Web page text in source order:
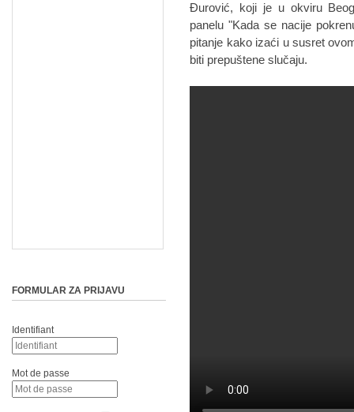
Đurović, koji je u okviru
panelu "Kada se nacije
pitanje kako izaći u susret
biti prepuštene slučaju.
FORMULAR ZA PRIJAVU
Identifiant
Mot de passe